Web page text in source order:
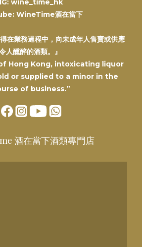
IG: wine_time_hk
WineTime酒在當下
在業務過程中，向未成年人售賣或供應
人醺醉的酒類。』
Hong Kong, intoxicating liquor
or supplied to a minor in the
of business.”
酒在當下酒類專門店